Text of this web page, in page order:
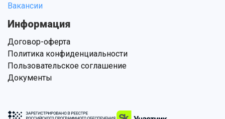
Вакансии
Информация
Договор-оферта
Политика конфиденциальности
Пользовательское соглашение
Документы